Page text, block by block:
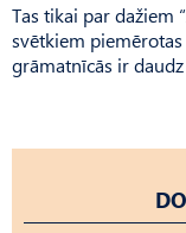
Tas tikai par dažiem
svētkiem piemērotas
grāmatnīcās ir